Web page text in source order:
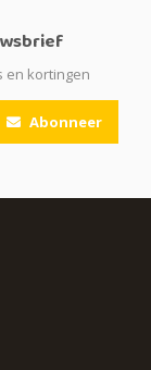
en kortingen
Abonneer